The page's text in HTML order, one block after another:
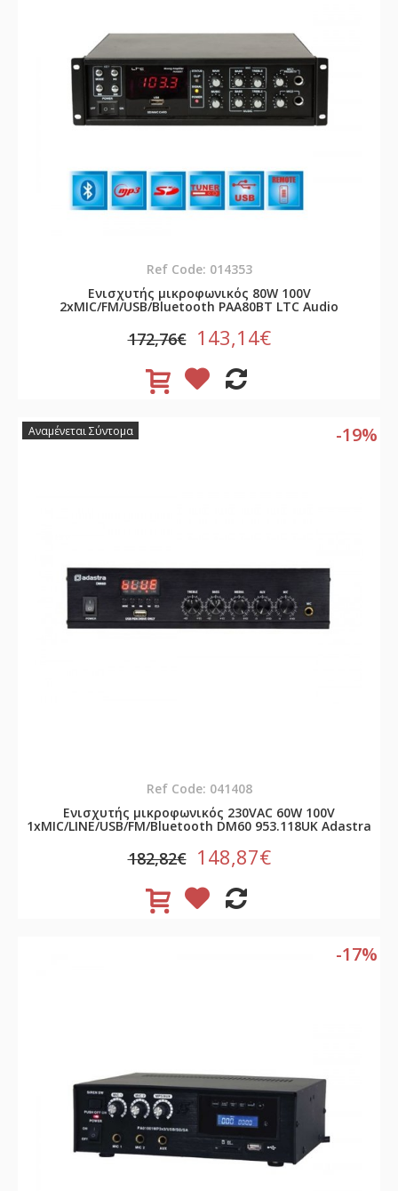
Ref Code: 014353
Ενισχυτής μικροφωνικός 80W 100V
2xMIC/FM/USB/Bluetooth PAA80BT LTC Audio
172,76€ 143,14€
-19%
Αναμένεται Σύντομα
Ref Code: 041408
Ενισχυτής μικροφωνικός 230VAC 60W 100V
1xMIC/LINE/USB/FM/Bluetooth DM60 953.118UK Adastra
182,82€ 148,87€
-17%